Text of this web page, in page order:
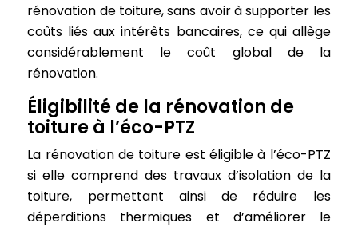
rénovation de toiture, sans avoir à supporter les
coûts liés aux intérêts bancaires, ce qui allège
considérablement le coût global de la
rénovation.
Éligibilité de la rénovation de
toiture à l’éco-PTZ
La rénovation de toiture est éligible à l’éco-PTZ
si elle comprend des travaux d’isolation de la
toiture, permettant ainsi de réduire les
déperditions thermiques et d’améliorer le